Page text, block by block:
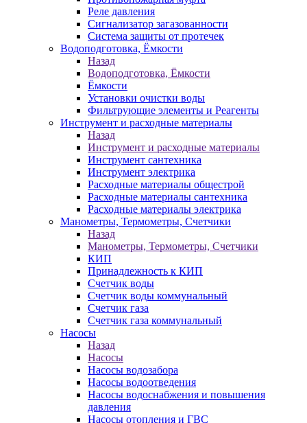
Реле давления
Сигнализатор загазованности
Система защиты от протечек
Водоподготовка, Ёмкости
Назад
Водоподготовка, Ёмкости
Ёмкости
Установки очистки воды
Фильтрующие элементы и Реагенты
Инструмент и расходные материалы
Назад
Инструмент и расходные материалы
Инструмент сантехника
Инструмент электрика
Расходные материалы общестрой
Расходные материалы сантехника
Расходные материалы электрика
Манометры, Термометры, Счетчики
Назад
Манометры, Термометры, Счетчики
КИП
Принадлежность к КИП
Счетчик воды
Счетчик воды коммунальный
Счетчик газа
Счетчик газа коммунальный
Насосы
Назад
Насосы
Насосы водозабора
Насосы водоотведения
Насосы водоснабжения и повышения
давления
Насосы отопления и ГВС